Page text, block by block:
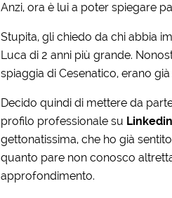
Anzi, ora è lui a poter spiegare
Stupita, gli chiedo da chi abbia
Luca di 2 anni più grande.
spiaggia di Cesenatico, erano
Decido quindi di mettere da
profilo professionale su Linkedin
gettonatissima, che ho già
quanto pare non conosco
approfondimento.